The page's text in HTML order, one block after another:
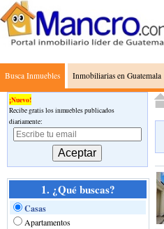
Busca Inmuebles Inmobiliarias en Guatemala
¡Nuevo!
Recibe gratis los inmuebles publicados
diariamente:
1. ¿Qué buscas?
Casas
Apartamentos